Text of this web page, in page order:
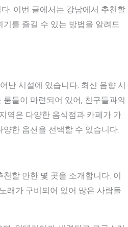
. 이번 글에서는 강남에서 추천할
를 즐길 수 있는 방법을 알려드
난 시설에 있습니다. 최신 음향 시
들이 마련되어 있어, 친구들과의
역은 다양한 음식점과 카페가 가
한 옵션을 선택할 수 있습니다.
할 만한 몇 곳을 소개합니다. 이
래가 구비되어 있어 많은 사람들